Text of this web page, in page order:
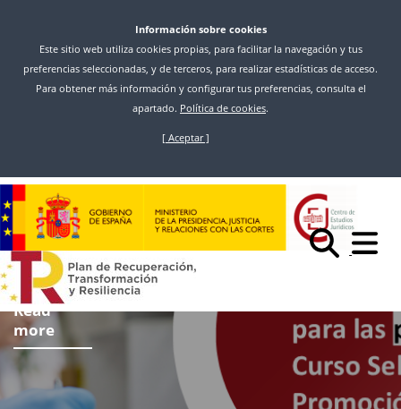
main
Información sobre cookies
Este sitio web utiliza cookies propias, para facilitar la navegación y tus
preferencias seleccionadas, y de terceros, para realizar estadísticas de acceso.
Para obtener más información y configurar tus preferencias, consulta el
apartado. Política de cookies.
[ Aceptar ]
Read
more